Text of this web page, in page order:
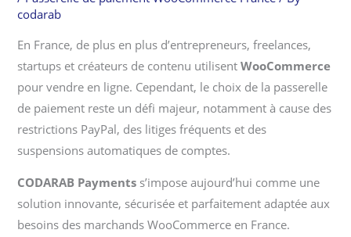
codarab
En France, de plus en plus d’entrepreneurs, freelances,
startups et créateurs de contenu utilisentWooCommerce
pour vendre en ligne. Cependant, le choix de la passerelle
de paiement reste un défi majeur, notamment à cause des
restrictions PayPal, des litiges fréquents et des
suspensions automatiques de comptes.
CODARAB Payments s’impose aujourd’hui comme une
solution innovante, sécurisée et parfaitement adaptée aux
besoins des marchands WooCommerce en France.